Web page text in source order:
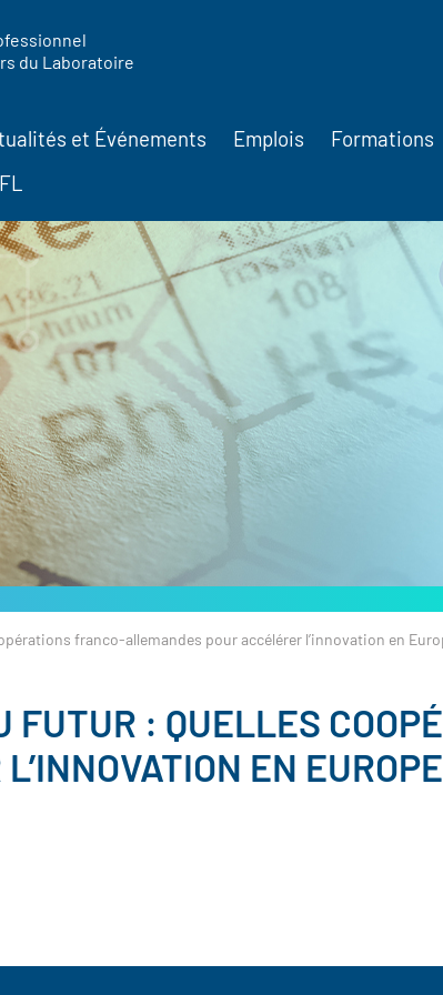
du Laboratoire
et Événements Emplois Formations
franco-allemandes pour accélérer l’innovation en
FUTUR : QUELLES
EN